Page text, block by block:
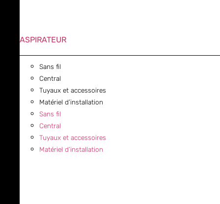
ASPIRATEUR
Sans fil
Central
Tuyaux et accessoires
Matériel d’installation
Sans fil
Central
Tuyaux et accessoires
Matériel d’installation